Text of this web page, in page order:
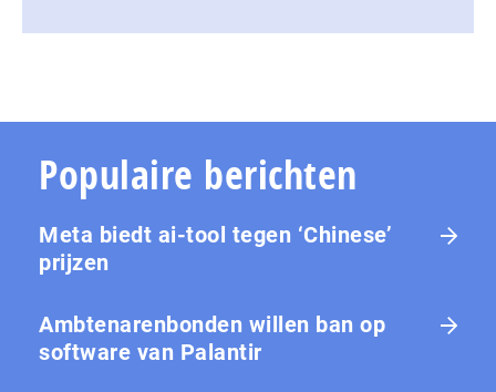
Populaire berichten
Meta biedt ai-tool tegen ‘Chinese’
prijzen
Ambtenarenbonden willen ban op
software van Palantir